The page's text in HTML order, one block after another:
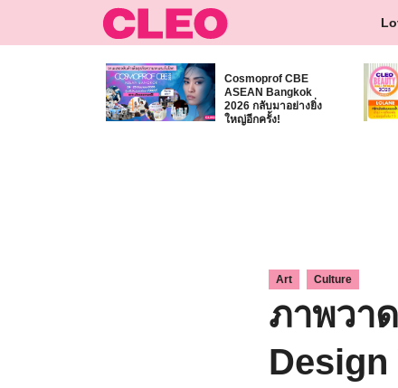
Cosmoprof CBE
ASEAN Bangkok
2026 กลับมาอย่างยิ่ง
ใหญ่อีกครั้ง!
Art Culture
ภาพวา
Design